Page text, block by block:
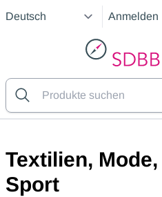
Anmelden
SDBB
Textilien,
Sport